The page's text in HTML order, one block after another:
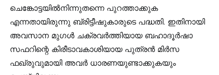
ചെങ്കോട്ടയിൽനിന്നുതന്നെ പുറത്താക്കുക
എന്നതായിരുന്നു ബ്രിട്ടീഷുകാരുടെ പദ്ധതി. ഇതിനായി
അവസാന മുഗൾ ചക്രവർത്തിയായ ബഹാദൂർഷാ
സഫറിന്റെ കിരീടാവകാശിയായ പുത്രൻ മിർസ
ഫഖ്രുവുമായി അവർ ധാരണയുണ്ടാക്കുകയും